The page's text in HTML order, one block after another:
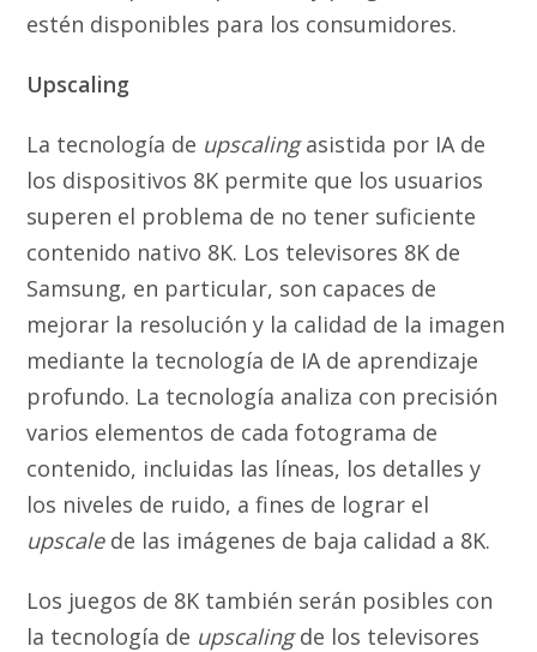
estén disponibles para los consumidores.
Upscaling
La tecnología de upscalingasistida por IA de
los dispositivos 8K permite que los usuarios
superen el problema de no tener suficiente
contenido nativo 8K. Los televisores 8K de
Samsung, en particular, son capaces de
mejorar la resolución y la calidad de la imagen
mediante la tecnología de IA de aprendizaje
profundo. La tecnología analiza con precisión
varios elementos de cada fotograma de
contenido, incluidas las líneas, los detalles y
los niveles de ruido, a fines de lograr el
upscalede las imágenes de baja calidad a 8K.
Los juegos de 8K también serán posibles con
la tecnología de upscalingde los televisores